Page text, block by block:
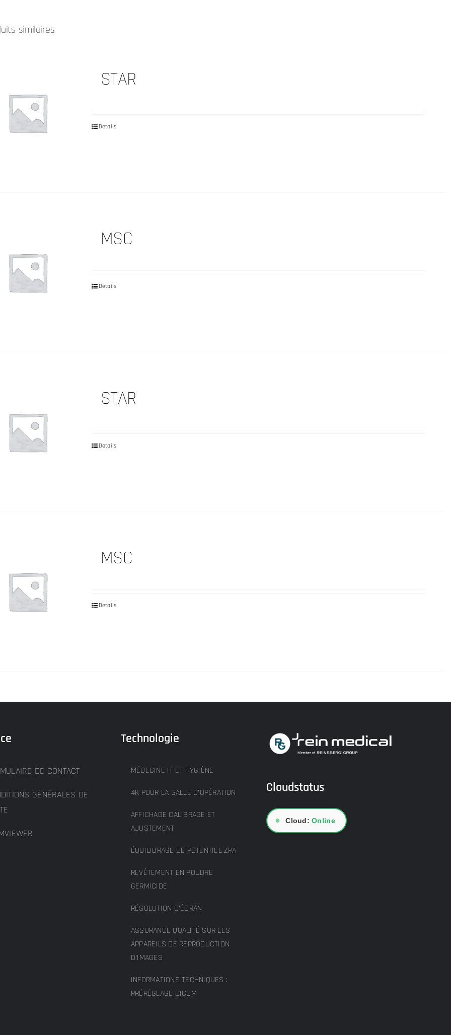
similaires
STAR
Details
MSC
Details
STAR
Details
MSC
Details
DE CONTACT
GÉNÉRALES DE
Technologie
MÉDECINE IT ET HYGIÈNE
4K POUR LA SALLE D’OPÉRATION
AFFICHAGE CALIBRAGE ET
AJUSTEMENT
ÉQUILIBRAGE DE POTENTIEL ZPA
REVÊTEMENT EN POUDRE
GERMICIDE
RÉSOLUTION D’ÉCRAN
ASSURANCE QUALITÉ SUR LES
APPAREILS DE REPRODUCTION
D’IMAGES
INFORMATIONS TECHNIQUES :
PRÉRÉGLAGE DICOM
Cloudstatus
● Cloud:Online